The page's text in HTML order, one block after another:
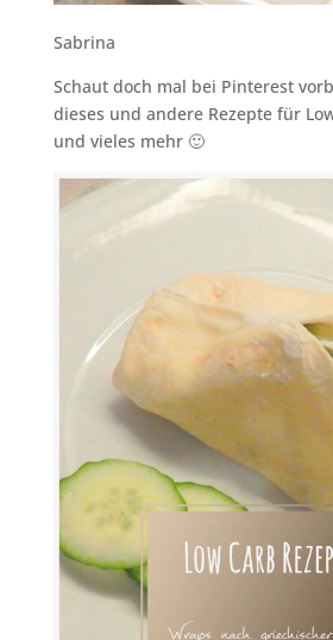
Sabrina
Schaut doch mal bei Pinterest
dieses und andere Rezepte für
und vieles mehr 🙂